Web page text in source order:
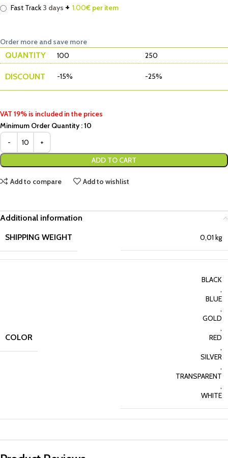
Fast Track 3 days + 1.00€ per item
Order more and save more
QUANTITY 100 250
DISCOUNT -15% -25%
VAT 19% is included in the prices
Minimum Order Quantity : 10
ADD TO CART
Add to compare Add to wishlist
Additional information
SHIPPING WEIGHT
0,01 kg
COLOR
BLACK
,
BLUE
,
GOLD
,
RED
,
SILVER
,
TRANSPARENT
,
WHITE